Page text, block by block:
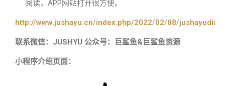
阅读，APP网站打开很方便。
http://www.jushayu.cn/index.php/2022/02/08/
联系微信：JUSHYU 公众号：巨鲨鱼&巨鲨鱼资源
小程序介绍页面：